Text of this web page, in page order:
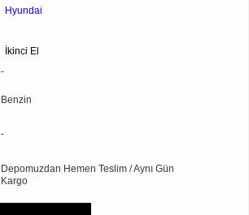
Hyundai
İkinci El
-
Benzin
-
Depomuzdan Hemen Teslim / Aynı Gün
Kargo